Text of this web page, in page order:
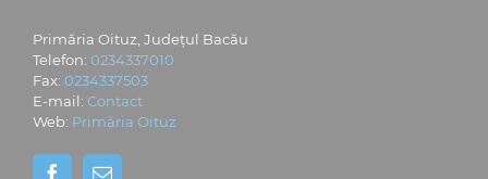
Primăria Oituz, Județul Bacău
Telefon: 0234337010
Fax: 0234337503
E-mail: Contact
Web: Primăria Oituz